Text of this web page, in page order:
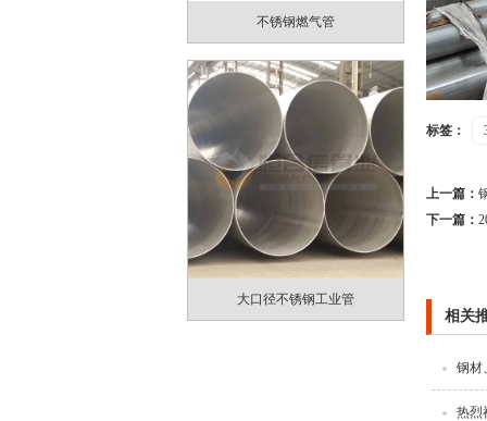
不锈钢燃气管
大口径不锈钢工业管
标签：
上一篇：
下一篇：
相关
钢材
热烈